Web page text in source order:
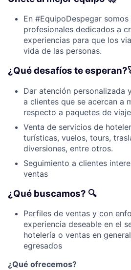
En #EquipoDespegar
profesionales dedicados a
experiencias para que los
vida de las personas.
¿Qué desafíos te
Dar atención personalizada
a clientes que se acercan a
respecto a paquetes de
Venta de servicios de
turísticas, vuelos, tours,
diversiones, entre otros.
Seguimiento a clientes
ventas
¿Qué buscamos? 🔍
Perfiles de ventas y con
experiencia deseable en el
hotelería o ventas en
egresados
¿Qué ofrecemos?